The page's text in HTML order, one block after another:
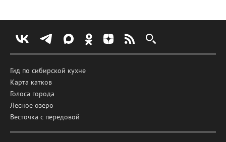
Гид по сибирской кухне
Карта катков
Голоса города
Лесное озеро
Весточка с передовой